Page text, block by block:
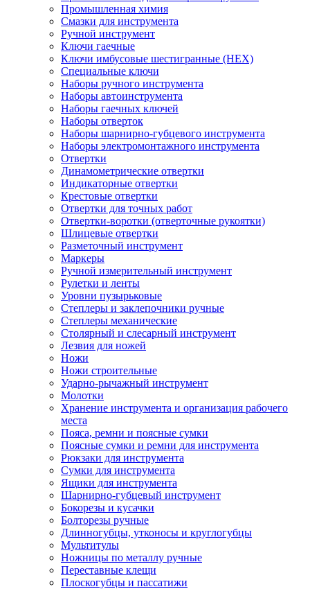
Промышленная химия
Смазки для инструмента
Ручной инструмент
Ключи гаечные
Ключи имбусовые шестигранные (HEX)
Специальные ключи
Наборы ручного инструмента
Наборы автоинструмента
Наборы гаечных ключей
Наборы отверток
Наборы шарнирно-губцевого инструмента
Наборы электромонтажного инструмента
Отвертки
Динамометрические отвертки
Индикаторные отвертки
Крестовые отвертки
Отвертки для точных работ
Отвертки-воротки (отверточные рукоятки)
Шлицевые отвертки
Разметочный инструмент
Маркеры
Ручной измерительный инструмент
Рулетки и ленты
Уровни пузырьковые
Степлеры и заклепочники ручные
Степлеры механические
Столярный и слесарный инструмент
Лезвия для ножей
Ножи
Ножи строительные
Ударно-рычажный инструмент
Молотки
Хранение инструмента и организация рабочего
места
Пояса, ремни и поясные сумки
Поясные сумки и ремни для инструмента
Рюкзаки для инструмента
Сумки для инструмента
Ящики для инструмента
Шарнирно-губцевый инструмент
Бокорезы и кусачки
Болторезы ручные
Длинногубцы, утконосы и круглогубцы
Мультитулы
Ножницы по металлу ручные
Переставные клещи
Плоскогубцы и пассатижи